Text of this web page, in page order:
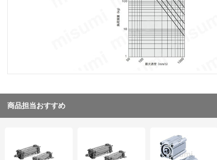
商品担当おすすめ